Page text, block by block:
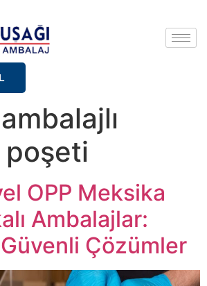
ambalajlı
OPP Meksika
Ambalajlar:
Çözümler